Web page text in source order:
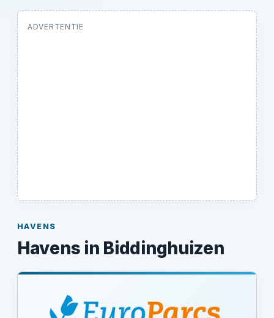
ADVERTENTIE
HAVENS
Havens in Biddinghuizen